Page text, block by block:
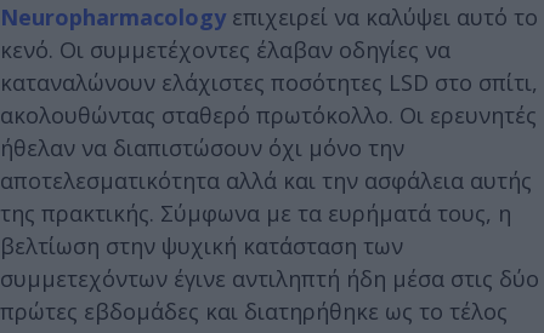
Neuropharmacology επιχειρεί να καλύψει αυτό το
κενό. Οι συμμετέχοντες έλαβαν οδηγίες να
καταναλώνουν ελάχιστες ποσότητες LSD στο σπίτι,
ακολουθώντας σταθερό πρωτόκολλο. Οι ερευνητές
ήθελαν να διαπιστώσουν όχι μόνο την
αποτελεσματικότητα αλλά και την ασφάλεια αυτής
της πρακτικής. Σύμφωνα με τα ευρήματά τους, η
βελτίωση στην ψυχική κατάσταση των
συμμετεχόντων έγινε αντιληπτή ήδη μέσα στις δύο
πρώτες εβδομάδες και διατηρήθηκε ως το τέλος